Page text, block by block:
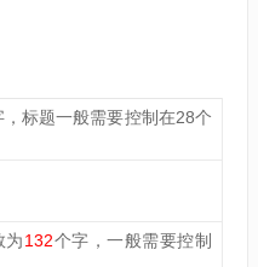
标题一般需要控制在28个
为132个字，一般需要控制